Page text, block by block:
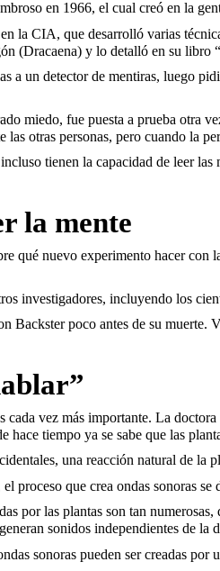
en 1966, el cual creó en la
la CIA, que desarrolló varias
(Dracaena) y lo detalló en su libro
a un detector de mentiras, luego
miedo, fue puesta a prueba otra
otras personas, pero cuando la
tienen la capacidad de leer las
la mente
qué nuevo experimento hacer
investigadores, incluyendo los
Backster poco antes de su muerte.
vez más importante. La
hace tiempo ya se sabe que las
una reacción natural de
proceso que crea ondas sonoras
por las plantas son tan
sonidos independientes de la
sonoras pueden ser creadas